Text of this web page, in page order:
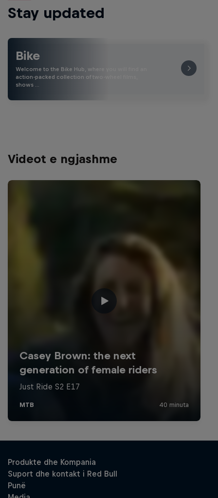
Stay updated
Bike
Welcome to the Bike Hub, where you will find an
action-packed collection of two-wheel films,
shows …
Videot e ngjashme